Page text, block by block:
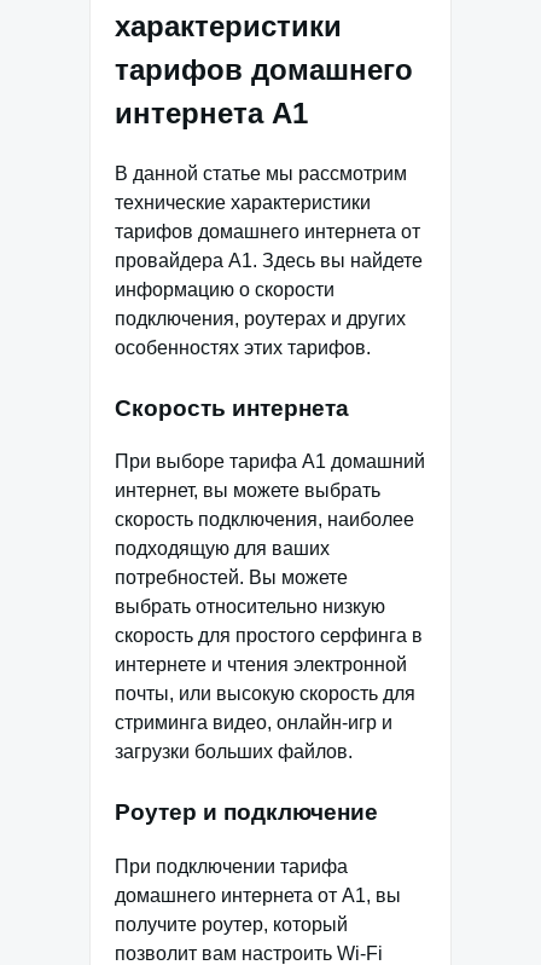
характеристики
тарифов домашнего
интернета А1
В данной статье мы рассмотрим
технические характеристики
тарифов домашнего интернета от
провайдера А1. Здесь вы найдете
информацию о скорости
подключения, роутерах и других
особенностях этих тарифов.
Скорость интернета
При выборе тарифа А1 домашний
интернет, вы можете выбрать
скорость подключения, наиболее
подходящую для ваших
потребностей. Вы можете
выбрать относительно низкую
скорость для простого серфинга в
интернете и чтения электронной
почты, или высокую скорость для
стриминга видео, онлайн-игр и
загрузки больших файлов.
Роутер и подключение
При подключении тарифа
домашнего интернета от А1, вы
получите роутер, который
позволит вам настроить Wi-Fi